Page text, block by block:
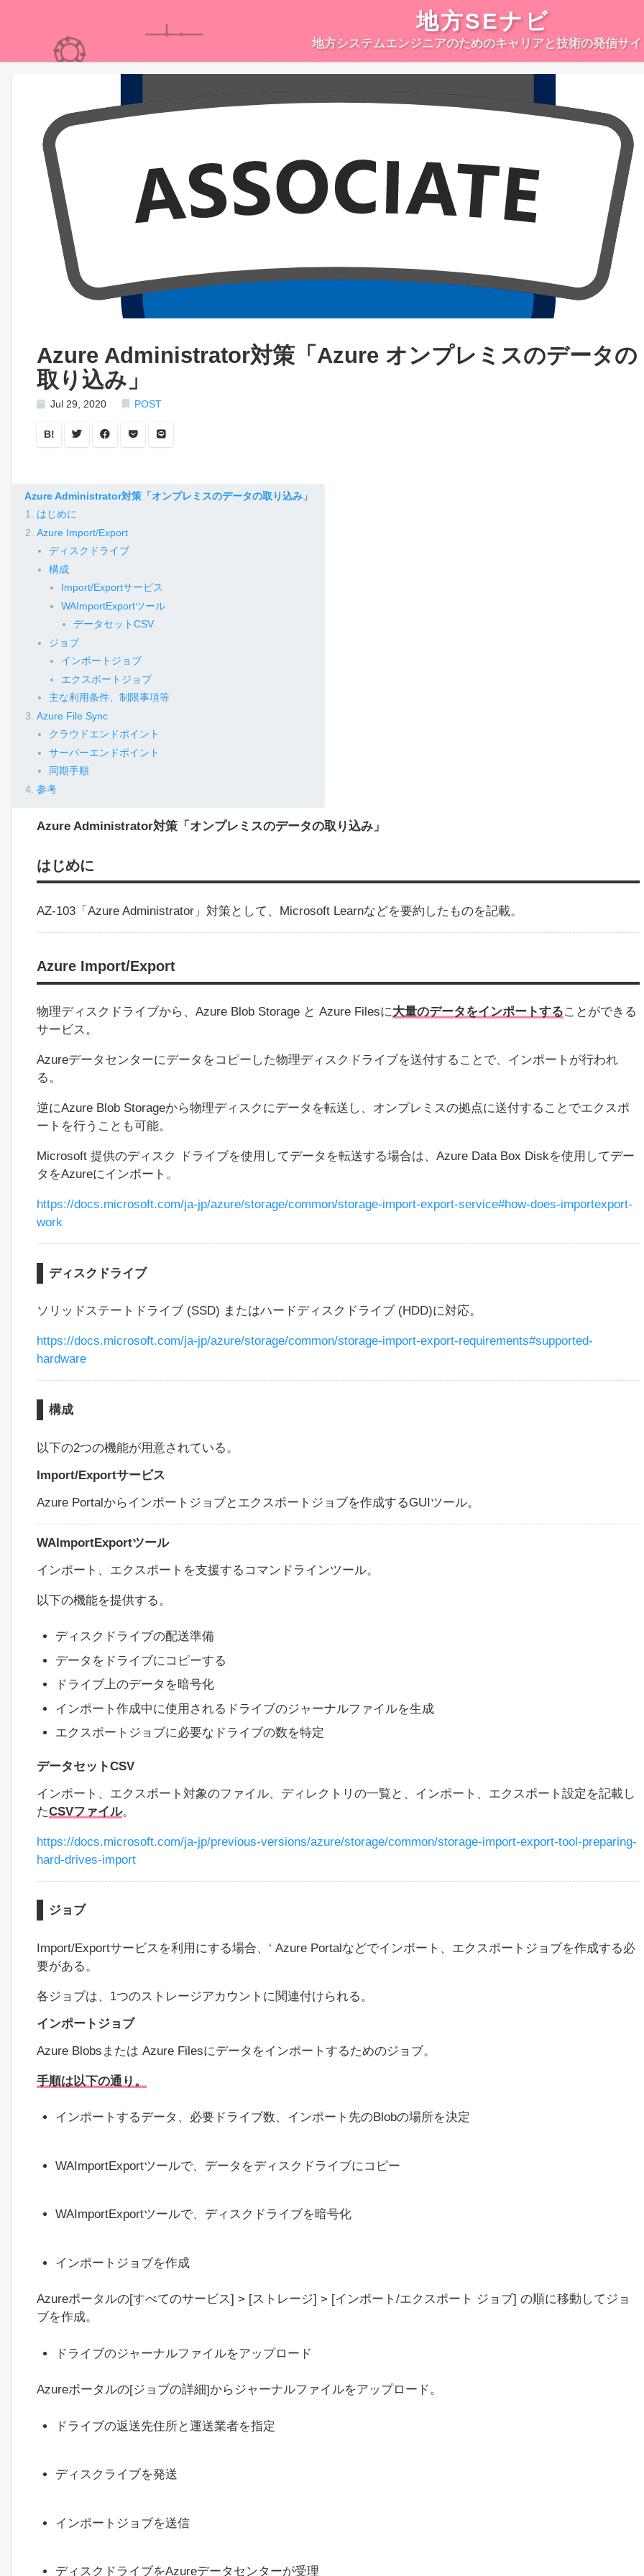
地方SEナビ
地方システムエンジニアのためのキャリアと技術の発信サイ
Azure Administrator対策「Azure オンプレミスのデータの
取り込み」
Jul 29, 2020 POST
B!
Azure Administrator対策「オンプレミスのデータの取り込み」
はじめに
Azure Import/Export
ディスクドライブ
構成
Import/Exportサービス
WAImportExportツール
データセットCSV
ジョブ
インポートジョブ
エクスポートジョブ
主な利用条件、制限事項等
Azure File Sync
クラウドエンドポイント
サーバーエンドポイント
同期手順
参考
Azure Administrator対策「オンプレミスのデータの取り込み」
はじめに
AZ-103「Azure Administrator」対策として、Microsoft Learnなどを要約したものを記載。
Azure Import/Export
物理ディスクドライブから、Azure Blob Storage と Azure Filesに大量のデータをインポートすることができる
サービス。
Azureデータセンターにデータをコピーした物理ディスクドライブを送付することで、インポートが行われ
る。
逆にAzure Blob Storageから物理ディスクにデータを転送し、オンプレミスの拠点に送付することでエクスポ
ートを行うことも可能。
Microsoft 提供のディスク ドライブを使用してデータを転送する場合は、Azure Data Box Diskを使用してデー
タをAzureにインポート。
https://docs.microsoft.com/ja-jp/azure/storage/common/storage-import-export-service#how-does-importexport-
work
ディスクドライブ
ソリッドステートドライブ (SSD) またはハードディスクドライブ (HDD)に対応。
https://docs.microsoft.com/ja-jp/azure/storage/common/storage-import-export-requirements#supported-
hardware
構成
以下の2つの機能が用意されている。
Import/Exportサービス
Azure Portalからインポートジョブとエクスポートジョブを作成するGUIツール。
WAImportExportツール
インポート、エクスポートを支援するコマンドラインツール。
以下の機能を提供する。
ディスクドライブの配送準備
データをドライブにコピーする
ドライブ上のデータを暗号化
インポート作成中に使用されるドライブのジャーナルファイルを生成
エクスポートジョブに必要なドライブの数を特定
データセットCSV
インポート、エクスポート対象のファイル、ディレクトリの一覧と、インポート、エクスポート設定を記載し
たCSVファイル。
https://docs.microsoft.com/ja-jp/previous-versions/azure/storage/common/storage-import-export-tool-preparing-
hard-drives-import
ジョブ
Import/Exportサービスを利用にする場合、‘ Azure Portalなどでインポート、エクスポートジョブを作成する必
要がある。
各ジョブは、1つのストレージアカウントに関連付けられる。
インポートジョブ
Azure Blobsまたは Azure Filesにデータをインポートするためのジョブ。
手順は以下の通り。
インポートするデータ、必要ドライブ数、インポート先のBlobの場所を決定
WAImportExportツールで、データをディスクドライブにコピー
WAImportExportツールで、ディスクドライブを暗号化
インポートジョブを作成
Azureポータルの[すべてのサービス] > [ストレージ] > [インポート/エクスポート ジョブ] の順に移動してジョ
ブを作成。
ドライブのジャーナルファイルをアップロード
Azureポータルの[ジョブの詳細]からジャーナルファイルをアップロード。
ドライブの返送先住所と運送業者を指定
ディスクライブを発送
インポートジョブを送信
ディスクドライブをAzureデータセンターが受理